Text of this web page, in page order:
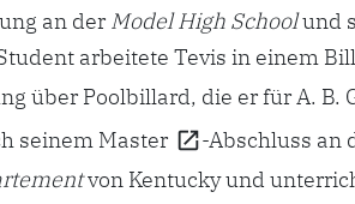
an der Model High Schoolund
arbeitete Tevis in einem
über Poolbillard, die er fürA. B.
seinem Master
-Abschluss an
von Kentucky und